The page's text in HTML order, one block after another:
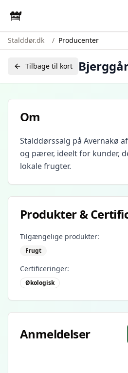
Stalddør.dk / Producenter
Tilbage til kort
Om
Stalddørssalg på Avernakø
og pærer, ideelt for kunder,
lokale frugter.
Produkter &
Tilgængelige produkter:
Frugt
Certificeringer:
Økologisk
Anmeldelser